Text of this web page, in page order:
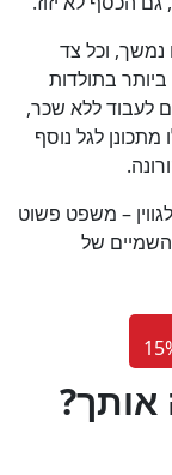
נמשך, וכל צד
בתולדות
לעבוד ללא שכר,
מתכונן לגל נוסף
– משפט פשוט
של
15
אותך